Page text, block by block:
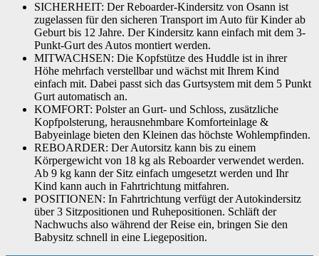
Art des Gurtes ‎5-Punkt
Sitzkapazität ‎1.00
Länge der Sitzfläche
Sitzbreite ‎30 Zentimeter
Artikelgewicht ‎6.2 kg
SICHERHEIT: Der Reboarder-Kindersitz von Osann ist
zugelassen für den sicheren Transport im Auto für Kinder ab
Geburt bis 12 Jahre. Der Kindersitz kann einfach mit dem 3-
Punkt-Gurt des Autos montiert werden.
MITWACHSEN: Die Kopfstütze des Huddle ist in ihrer
Höhe mehrfach verstellbar und wächst mit Ihrem Kind
einfach mit. Dabei passt sich das Gurtsystem mit dem 5 Punkt
Gurt automatisch an.
KOMFORT: Polster an Gurt- und Schloss, zusätzliche
Kopfpolsterung, herausnehmbare Komforteinlage &
Babyeinlage bieten den Kleinen das höchste Wohlempfinden.
REBOARDER: Der Autorsitz kann bis zu einem
Körpergewicht von 18 kg als Reboarder verwendet werden.
Ab 9 kg kann der Sitz einfach umgesetzt werden und Ihr
Kind kann auch in Fahrtrichtung mitfahren.
POSITIONEN: In Fahrtrichtung verfügt der Autokindersitz
über 3 Sitzpositionen und Ruhepositionen. Schläft der
Nachwuchs also während der Reise ein, bringen Sie den
Babysitz schnell in eine Liegeposition.